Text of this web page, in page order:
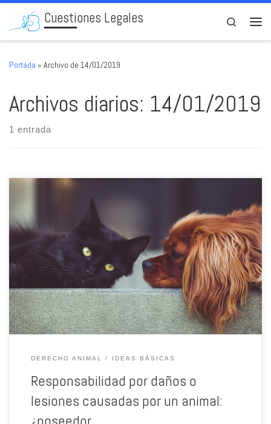
Skip to content
Cuestiones Legales
Search
Portada » Archivo de 14/01/2019
Archivos diarios: 14/01/2019
1 entrada
DERECHO ANIMAL IDEAS BÁSICAS
Responsabilidad por daños o
lesiones causadas por un animal: